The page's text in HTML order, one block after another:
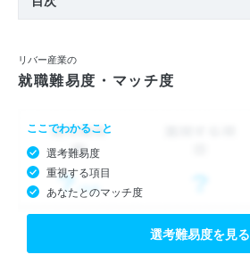
リバー産業の
就職難易度・マッチ度
ここでわかること
選考難易度
重視する項目
あなたとのマッチ度
選考難易度を見る